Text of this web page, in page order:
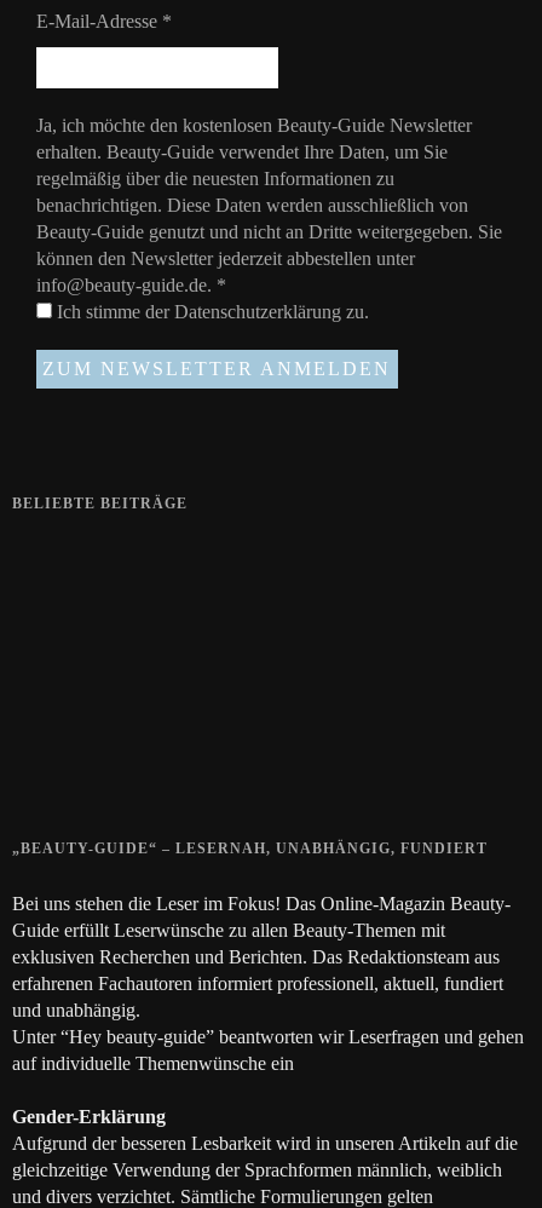
E-Mail-Adresse *
Ja, ich möchte den kostenlosen Beauty-Guide Newsletter
erhalten. Beauty-Guide verwendet Ihre Daten, um Sie
regelmäßig über die neuesten Informationen zu
benachrichtigen. Diese Daten werden ausschließlich von
Beauty-Guide genutzt und nicht an Dritte weitergegeben. Sie
können den Newsletter jederzeit abbestellen unter
info@beauty-guide.de. *
Ich stimme derDatenschutzerklärung zu.
BELIEBTE BEITRÄGE
„BEAUTY-GUIDE“ – LESERNAH, UNABHÄNGIG, FUNDIERT
Bei uns stehen die Leser im Fokus! Das Online-Magazin Beauty-
Guide erfüllt Leserwünsche zu allen Beauty-Themen mit
exklusiven Recherchen und Berichten. Das Redaktionsteam aus
erfahrenen Fachautoren informiert professionell, aktuell, fundiert
und unabhängig.
Unter “Hey beauty-guide” beantworten wir Leserfragen und gehen
auf individuelle Themenwünsche ein
Gender-Erklärung
Aufgrund der besseren Lesbarkeit wird in unseren Artikeln auf die
gleichzeitige Verwendung der Sprachformen männlich, weiblich
und divers verzichtet. Sämtliche Formulierungen gelten